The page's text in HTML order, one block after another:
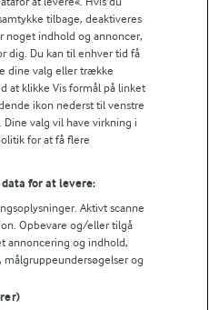
HER
af en vaniljestang med
inspiration til hjemmelavet
tilbage, deaktiveres
noget indhold og annoncer,
dig. Du kan til enhver tid få
dine valg eller trække
at klikke Vis formål på linket
ikon nederst til venstre
valg vil have virkning i
for at få flere
for at levere:
Aktivt scanne
Opbevare og/eller tilgå
annoncering og indhold,
og